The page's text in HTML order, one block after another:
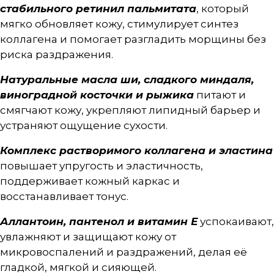
стабильного ретинил пальмитата, который
мягко обновляет кожу, стимулирует синтез
коллагена и помогает разгладить морщины без
риска раздражения.
Натуральные масла ши, сладкого миндаля,
виноградной косточки и рыжика питают и
смягчают кожу, укрепляют липидный барьер и
устраняют ощущение сухости.
Комплекс растворимого коллагена и эластина
повышает упругость и эластичность,
поддерживает кожный каркас и
восстанавливает тонус.
Аллантоин, пантенол и витамин Еуспокаивают,
увлажняют и защищают кожу от
микровоспалений и раздражений, делая её
гладкой, мягкой и сияющей.